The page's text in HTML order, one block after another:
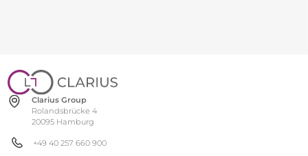
Clarius Group
Rolandsbrücke 4
20095 Hamburg
+49 40 257 660 900